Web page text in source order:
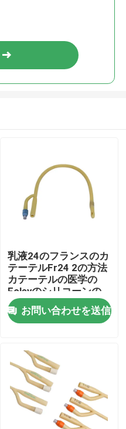
乳液24のフランスのカ
テーテルFr24 2の方法
カテーテルの医学の
Foleyのシリコーンの
カテーテル
お問い合わせを送信